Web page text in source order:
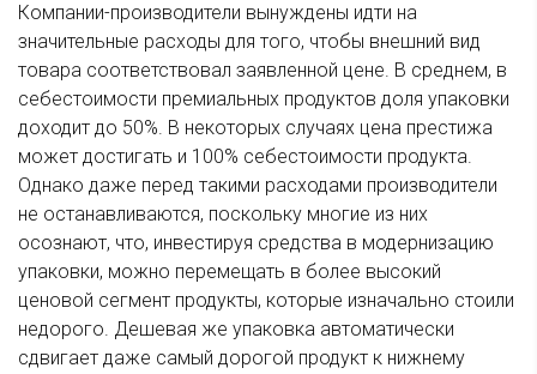
Компании-производители вынуждены идти на
значительные расходы для того, чтобы внешний вид
товара соответствовал заявленной цене. В среднем, в
себестоимости премиальных продуктов доля упаковки
доходит до 50%. В некоторых случаях цена престижа
может достигать и 100% себестоимости продукта.
Однако даже перед такими расходами производители
не останавливаются, поскольку многие из них
осознают, что, инвестируя средства в модернизацию
упаковки, можно перемещать в более высокий
ценовой сегмент продукты, которые изначально стоили
недорого. Дешевая же упаковка автоматически
сдвигает даже самый дорогой продукт к нижнему